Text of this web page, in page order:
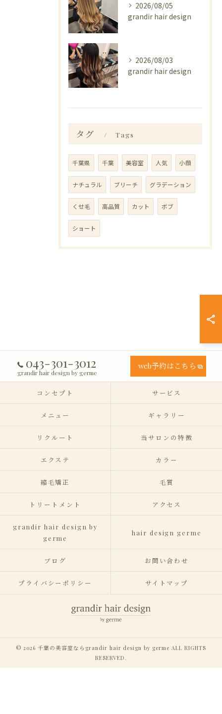
2026/08/05
grandir hair design
2026/08/03
grandir hair design
タグ Tags
千葉県 千葉 美容室 人気 小顔
ナチュラル ブリーチ グラデーション
くせ毛 高品質 カット ボブ
ショート
043-301-3012
grandir hair design by germe
web予約はこちら
コンセプト サービス
メニュー ギャラリー
リクルート 当サロンの特徴
エクステ カラー
縮毛矯正 毛質
トリートメント アクセス
grandir hair design by
germe
hair design germe
ブログ お問い合わせ
プライバシーポリシー サイトマップ
© 2026 千葉の美容室ならgrandir hair design by germe ALL RIGHTS
RESERVED.